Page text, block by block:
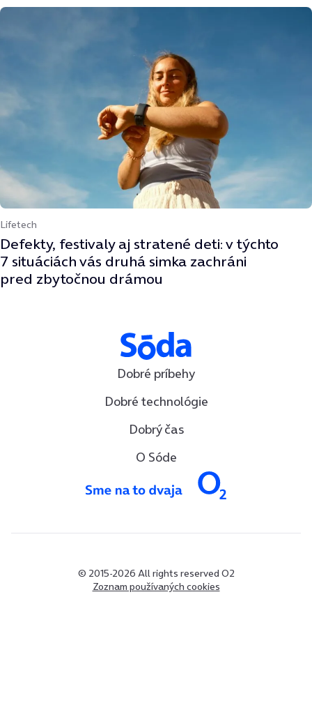
Lifetech
Defekty, festivaly aj stratené deti: v týchto
7 situáciách vás druhá simka zachráni
pred zbytočnou drámou
Dobré príbehy
Dobré technológie
Dobrý čas
O Sóde
© 2015-2026 All rights reserved O2
Zoznam používaných cookies